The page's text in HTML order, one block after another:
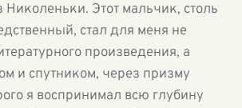
Николеньки. Этот мальчик, столь
стал для меня не
произведения, а
и спутником, через призму
я воспринимал всю глубину